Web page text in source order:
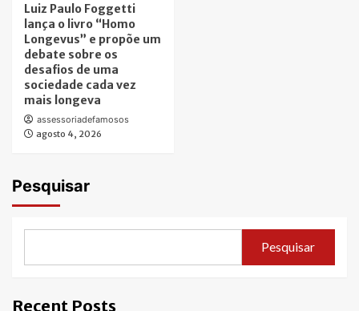
Luiz Paulo Foggetti
lança o livro “Homo
Longevus” e propõe um
debate sobre os
desafios de uma
sociedade cada vez
mais longeva
assessoriadefamosos
agosto 4, 2026
Pesquisar
Pesquisar
Recent Posts